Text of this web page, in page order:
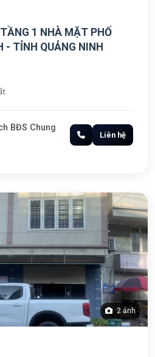
1 NHÀ MẶT PHỐ
- TỈNH QUẢNG NINH
BĐS Chung
Liên hệ
2 ảnh